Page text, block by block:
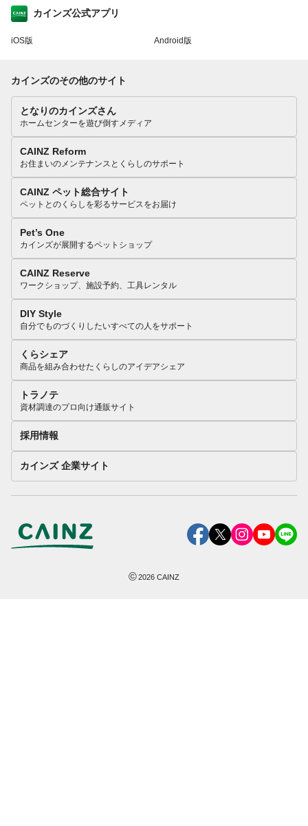
カインズ公式アプリ
iOS版 Android版
カインズのその他のサイト
となりのカインズさん
ホームセンターを遊び倒すメディア
CAINZ Reform
お住まいのメンテナンスとくらしのサポート
CAINZ ペット総合サイト
ペットとのくらしを彩るサービスをお届け
Pet’s One
カインズが展開するペットショップ
CAINZ Reserve
ワークショップ、施設予約、工具レンタル
DIY Style
自分でものづくりしたいすべての人をサポート
くらシェア
商品を組み合わせたくらしのアイデアシェア
トラノテ
資材調達のプロ向け通販サイト
採用情報
カインズ 企業サイト
©2026 CAINZ